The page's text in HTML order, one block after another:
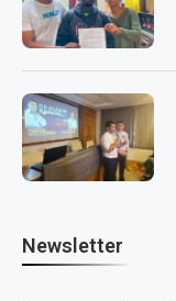
Newsletter